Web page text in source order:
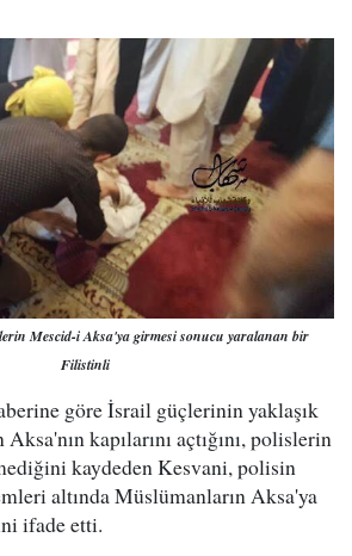
Mescid-i Aksa'ya girmesi sonucu yaralanan bir
Filistinli
göre İsrail güçlerinin yaklaşık
kapılarını açtığını, polislerin
kaydeden Kesvani, polisin
altında Müslümanların Aksa'ya
ifade etti.